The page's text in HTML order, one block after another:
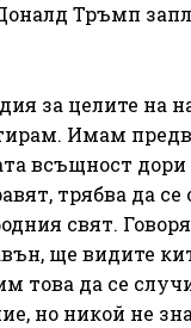
Тръмп
за целите на
Имам
всъщност
трябва да
свят.
ще видите
това да се
но никой не